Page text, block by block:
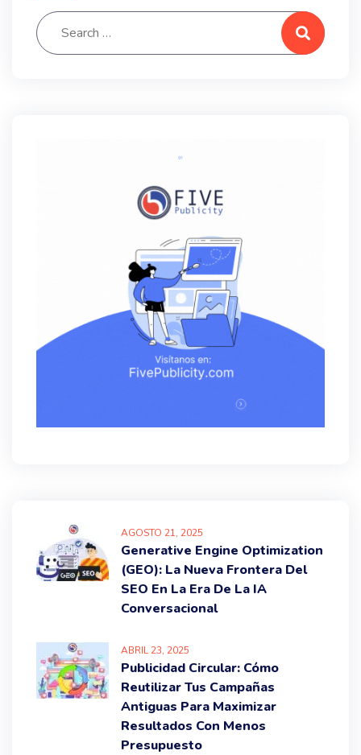
Search for:
Search
AGOSTO 21, 2025
Generative Engine Optimization
(GEO): La Nueva Frontera Del
SEO En La Era De La IA
Conversacional
ABRIL23, 2025
Publicidad Circular: Cómo
Reutilizar Tus Campañas
Antiguas Para Maximizar
Resultados Con Menos
Presupuesto